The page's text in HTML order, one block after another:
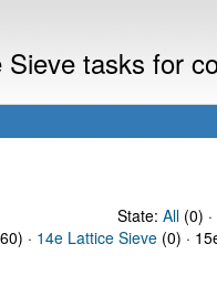
tasks for
State: All(0) ·
· 14e Lattice Sieve (0) ·